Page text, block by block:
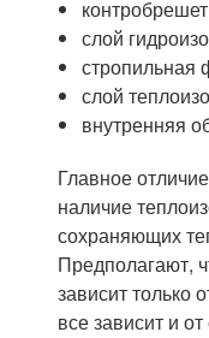
слой
стропильная
слой
внутренняя
Главное
наличие
сохраняющих
Предполагают,
зависит только
все зависит и